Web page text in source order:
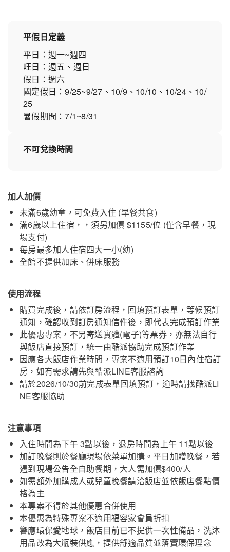
平假日定義
平日：週一~週四
旺日：週五、週日
假日：週六
國定假日：9/25~9/27、10/9、10/10、10/24、10/
25
暑假期間：7/1~8/31
不可兌換時間
加人加價
未滿6歲幼童，可免費入住 (早餐共食)
滿6歲以上住宿，，須另加價 $1155/位 (僅含早餐，現
場支付)
每房最多加人住宿四大一小(幼)
全館不提供加床、併床服務
使用流程
購買完成後，請依訂房流程，回填預訂表單，等候預訂
通知，確認收到訂房通知信件後，即代表完成預訂作業
此優惠專案，不另寄送實體(電子)等票券，亦無法自行
與飯店直接預訂，統一由酷派協助完成預訂作業
因應各大飯店作業時間，專案不適用預訂10日內住宿訂
房，如有需求請先與酷派LINE客服諮詢
請於2026/10/30前完成表單回填預訂，逾時請找酷派LI
NE客服協助
注意事項
入住時間為下午 3點以後，退房時間為上午 11點以後
加訂晚餐則於餐廳現場依菜單加購。平日加贈晚餐，若
遇到現場公告全自助餐期，大人需加價$400/人
如需額外加購成人或兒童晚餐請洽飯店並依飯店餐點價
格為主
本專案不得於其他優惠合併使用
本優惠為特殊專案不適用福容家會員折扣
響應環保愛地球，飯店目前已不提供一次性備品，洗沐
用品改為大瓶裝供應，提供舒適品質並落實環保理念